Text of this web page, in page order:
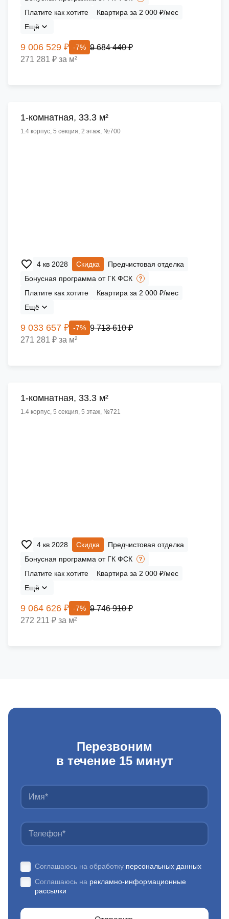
Платите как хотите
Квартира за 2 000 ₽/мес
Ещё
9 006 529 ₽ -7% 9 684 440 ₽
271 281 ₽ за м²
1-комнатная, 33.3 м²
1.4 корпус, 5 секция, 2 этаж, №700
4 кв 2028 Скидка
Предчистовая отделка
Бонусная программа от ГК ФСК
Платите как хотите
Квартира за 2 000 ₽/мес
Ещё
9 033 657 ₽ -7% 9 713 610 ₽
271 281 ₽ за м²
1-комнатная, 33.3 м²
1.4 корпус, 5 секция, 5 этаж, №721
4 кв 2028 Скидка
Предчистовая отделка
Бонусная программа от ГК ФСК
Платите как хотите
Квартира за 2 000 ₽/мес
Ещё
9 064 626 ₽ -7% 9 746 910 ₽
272 211 ₽ за м²
Перезвоним
в течение 15 минут
Соглашаюсь на обработку персональных данных
Соглашаюсь на рекламно-информационные
рассылки